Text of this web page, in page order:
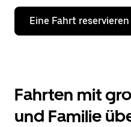
Eine Fahrt reservieren
Fahrten mit
und Familie